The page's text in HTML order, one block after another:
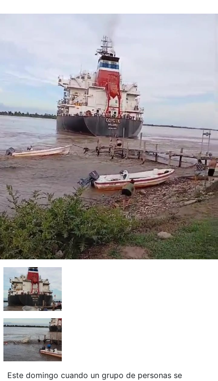
Este domingo cuando un grupo de personas se